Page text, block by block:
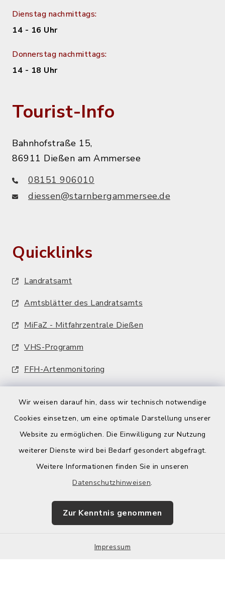
Wir weisen darauf hin, dass wir technisch notwendige
Cookies einsetzen, um eine optimale Darstellung unserer
Website zu ermöglichen. Die Einwilligung zur Nutzung
weiterer Dienste wird bei Bedarf gesondert abgefragt.
Weitere Informationen finden Sie in unseren
Datenschutzhinweisen.
Zur Kenntnis genommen
Impressum
Dienstag nachmittags:
14 - 16 Uhr
Donnerstag nachmittags:
14 - 18 Uhr
Tourist-Info
Bahnhofstraße 15,
86911 Dießen am Ammersee
08151 906010
diessen@starnbergammersee.de
Quicklinks
Landratsamt
Amtsblätter des Landratsamts
MiFaZ - Mitfahrzentrale Dießen
VHS-Programm
FFH-Artenmonitoring
Barrierefreiheit
Impressum
Sitemap